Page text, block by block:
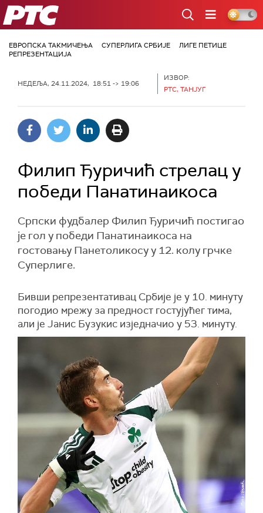
РТС
ЕВРОПСКА ТАКМИЧЕЊА СУПЕРЛИГА СРБИЈЕ
ЛИГЕ ПЕТИЦЕ
РЕПРЕЗЕНТАЦИЈА
НЕДЕЉА, 24.11.2024, 18:51 -> 19:06
ИЗВОР:
РТС, ТАНЈУГ
Филип Ђуричић стрелац у
победи Панатинаикоса
Српски фудбалер Филип Ђуричић постигао
је гол у победи Панатинаикоса на
гостовању Панетоликосу у 12. колу грчке
Суперлиге.
Бивши репрезентативац Србије је у 10. минуту
погодио мрежу за предност гостујућег тима,
али је Јанис Бузукис изједначио у 53. минуту.